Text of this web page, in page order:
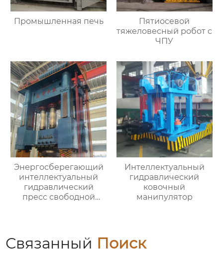
Промышленная печь
Пятиосевой
тяжеловесный робот с
ЧПУ
Энергосберегающий
интеллектуальный
гидравлический
пресс свободной
Интеллектуальный
гидравлический
ковочный
манипулятор
Связанный Поиск